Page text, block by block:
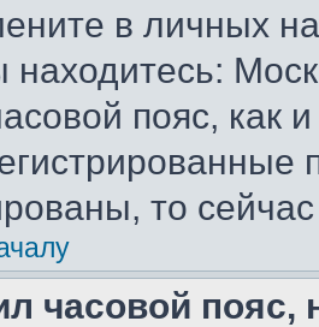
в личных
находитесь:
пояс, как
то
часовой пояс,